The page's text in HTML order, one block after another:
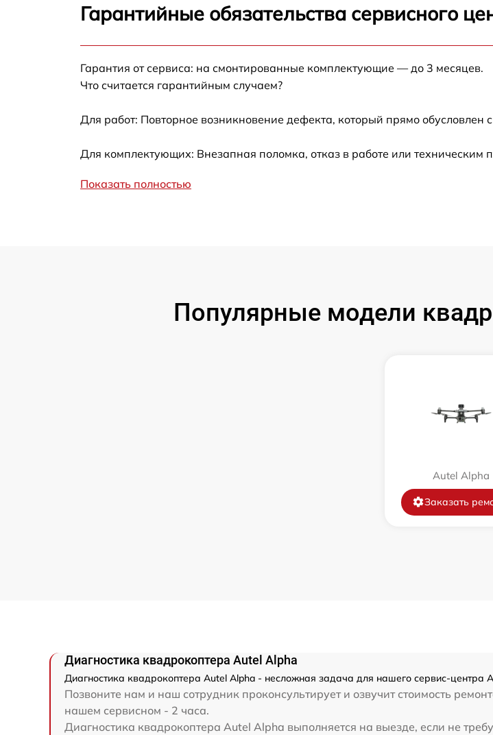
Замена корпуса от 60 мин
Настройка шифрования Wi-Fi
Прошивка
Гарантийные обязательства сервисного
Гарантия от сервиса: на смонтированные комплектующие — до 3 месяцев.
Что считается гарантийным случаем?
Для работ: Повторное возникновение дефекта, который прямо
Для комплектующих: Внезапная поломка, отказ в работе или
Показать полностью
Популярные модели
Autel Alpha
Заказать
Диагностика квадрокоптера Autel Alpha
Диагностика квадрокоптера Autel Alpha - несложная задача для нашего сервис-центра
Позвоните нам и наш сотрудник проконсультирует и озвучит стоимость
нашем сервисном - 2 часа.
Диагностика квадрокоптера Autel Alpha выполняется на выезде, если не